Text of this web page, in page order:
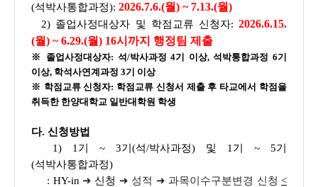
(석박사통합과정): 2026.7.6.(월) ~ 7.13.(월)
2) 졸업사정대상자 및 학점교류 신청자: 2026.6.15.
(월) ~ 6.29.(월) 16시까지 행정팀 제출
※ 졸업사정대상자: 석/박사과정 4기 이상, 석박통합과정 6기
이상, 학석사연계과정 3기 이상
※ 학점교류 신청자: 학점교류 신청서 제출 후 타교에서 학점을
취득한 한양대학교 일반대학원 학생
다. 신청방법
1) 1기 ~ 3기(석/박사과정) 및 1기 ~ 5기
(석박사통합과정)
: HY-in ➜ 신청 ➜ 성적 ➜ 과목이수구분변경 신청<